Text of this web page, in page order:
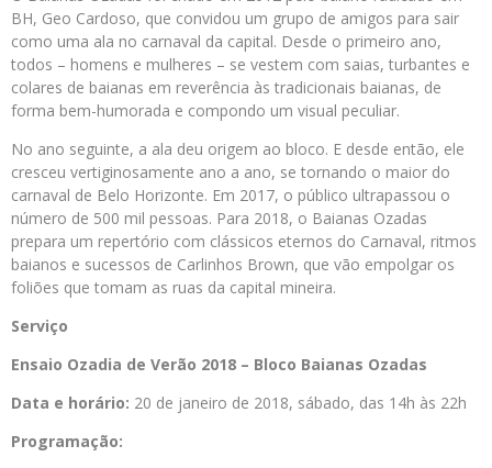
BH, Geo Cardoso, que convidou um grupo de amigos para sair
como uma ala no carnaval da capital. Desde o primeiro ano,
todos – homens e mulheres – se vestem com saias, turbantes e
colares de baianas em reverência às tradicionais baianas, de
forma bem-humorada e compondo um visual peculiar.
No ano seguinte, a ala deu origem ao bloco. E desde então, ele
cresceu vertiginosamente ano a ano, se tornando o maior do
carnaval de Belo Horizonte. Em 2017, o público ultrapassou o
número de 500 mil pessoas. Para 2018, o Baianas Ozadas
prepara um repertório com clássicos eternos do Carnaval, ritmos
baianos e sucessos de Carlinhos Brown, que vão empolgar os
foliões que tomam as ruas da capital mineira.
Serviço
Ensaio Ozadia de Verão 2018 – Bloco Baianas Ozadas
Data e horário: 20 de janeiro de 2018, sábado, das 14h às 22h
Programação: